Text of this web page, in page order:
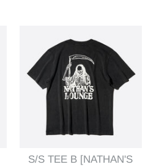
S/S TEE B [NATHAN'S